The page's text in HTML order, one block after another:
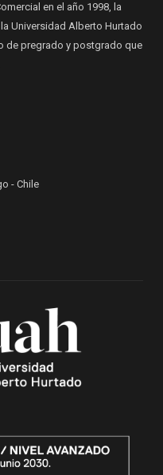
en el año 1998, la
Universidad Alberto Hurtado
de pregrado y postgrado que
- Chile